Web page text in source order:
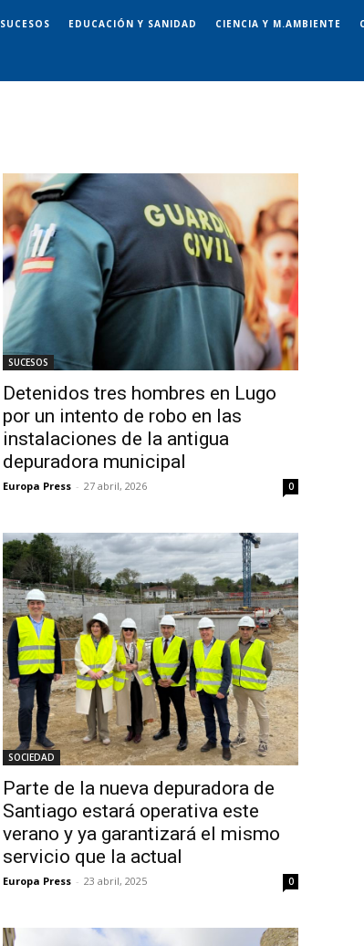
SUCESOS EDUCACIÓN Y SANIDAD CIENCIA Y M.AMBIENTE
SUCESOS
Detenidos tres hombres en Lugo
por un intento de robo en las
instalaciones de la antigua
depuradora municipal
Europa Press - 27 abril, 2026 0
SOCIEDAD
Parte de la nueva depuradora de
Santiago estará operativa este
verano y ya garantizará el mismo
servicio que la actual
Europa Press - 23 abril, 2025 0